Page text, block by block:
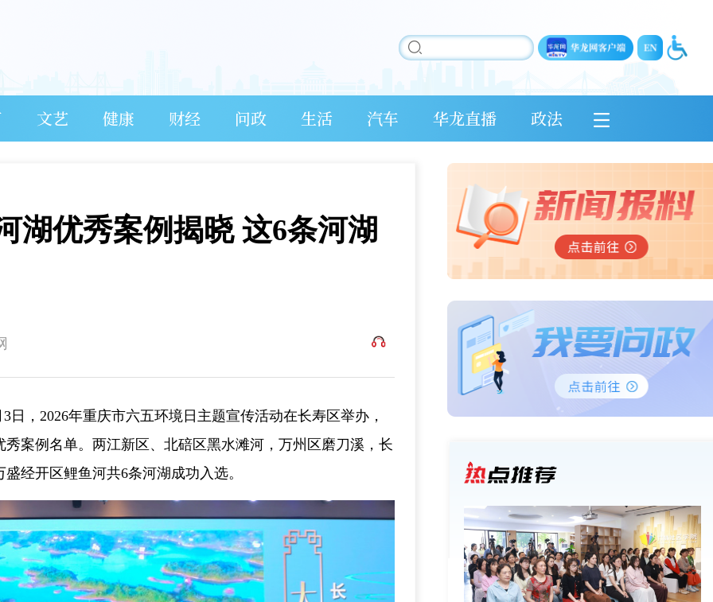
文艺 健康 财经 问政 生活 汽车 华龙直播 政法
湖优秀案例揭晓 这6条河湖
日，2026年重庆市六五环境日主题宣传活动在长寿区举办，
案例名单。两江新区、北碚区黑水滩河，万州区磨刀溪，长
经开区鲤鱼河共6条河湖成功入选。